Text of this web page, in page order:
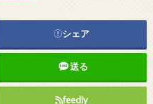
シェア
送る
feedly